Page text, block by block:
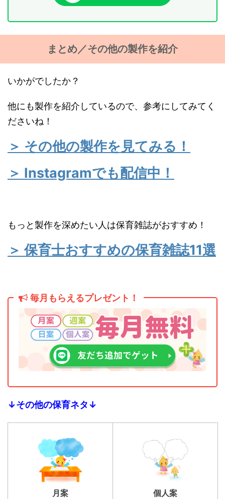
まとめ／その他の製作を紹介
いかがでしたか？
他にも製作を紹介しているので、参考にしてみてく
ださいね！
＞ その他の製作を見てみる！
＞ Instagramでも配信中！
もっと製作を深めたい人は保育雑誌がおすすめ！
＞ 保育士おすすめの保育雑誌11選
毎月もらえるプレゼント！
↓その他の保育ネタ↓
月案 個人案